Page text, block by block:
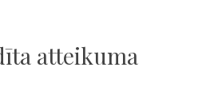
atteikuma